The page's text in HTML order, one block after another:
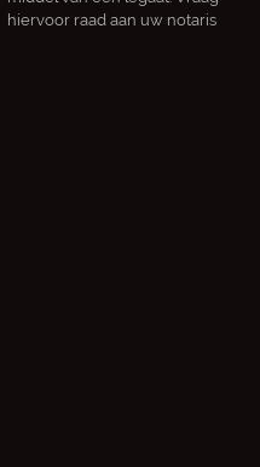
hiervoor raad aan uw notaris